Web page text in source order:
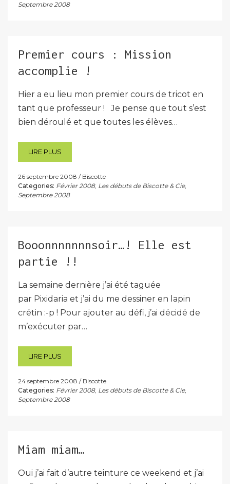
Septembre 2008
Premier cours : Mission
accomplie !
Hier a eu lieu mon premier cours de tricot en
tant que professeur ! Je pense que tout s’est
bien déroulé et que toutes les élèves…
LIRE PLUS
26 septembre 2008
Biscotte
Categories: Février 2008, Les débuts de Biscotte & Cie,
Septembre 2008
Booonnnnnnnsoir…! Elle est
partie !!
La semaine dernière j’ai été taguée
par Pixidaria et j’ai du me dessiner en lapin
crétin :-p ! Pour ajouter au défi, j’ai décidé de
m’exécuter par…
LIRE PLUS
24 septembre 2008
Biscotte
Categories: Février 2008, Les débuts de Biscotte & Cie,
Septembre 2008
Miam miam…
Oui j’ai fait d’autre teinture ce weekend et j’ai